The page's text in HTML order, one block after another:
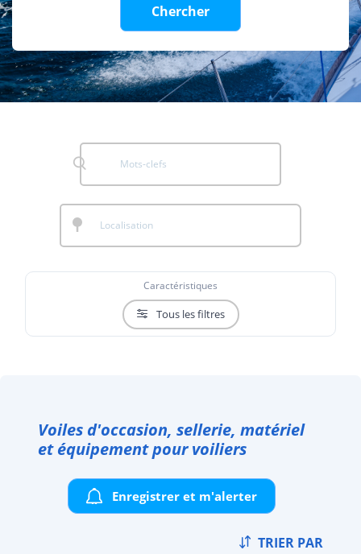
Chercher
Caractéristiques
Tous les filtres
Voiles d'occasion, sellerie, matériel
et équipement pour voiliers
Enregistrer et m'alerter
TRIER PAR